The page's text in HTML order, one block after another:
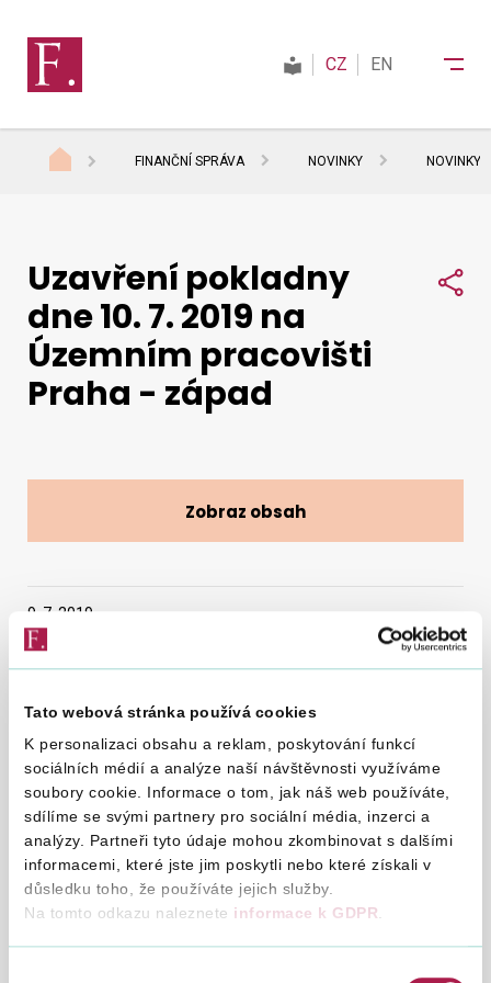
Tato webová stránka používá cookies
K personalizaci obsahu a reklam, poskytování funkcí
sociálních médií a analýze naší návštěvnosti využíváme
soubory cookie. Informace o tom, jak náš web používáte,
sdílíme se svými partnery pro sociální média, inzerci a
analýzy. Partneři tyto údaje mohou zkombinovat s dalšími
informacemi, které jste jim poskytli nebo které získali v
důsledku toho, že používáte jejich služby.
Na tomto odkazu naleznete informace k GDPR
Daně
Mezinárodní spolupráce
CZ EN
FINANČNÍ SPRÁVA NOVINKY NOVINKY
9. 7. 2019
pracovišti Praha-západ. Hotovost je možné složit
na pokladně Finančního úřadu pro Hlavní město
Prahu, Územní pracoviště pro Prahu 4,
Budějovická 409/1 (úřední hodiny pokladny: 8:30
-11:30 , 12:30 - 16:00).
Uzavření pokladny
dne 10. 7. 2019 na
Územním pracovišti
Praha - západ
Zobraz obsah